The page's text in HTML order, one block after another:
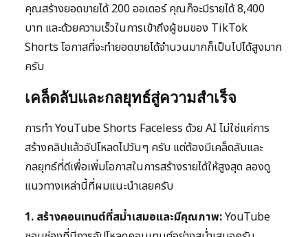
คุณสร้างยอดขายได้ 200 ออเดอร์ คุณก็จะมีรายได้ 8,400
บาท และด้วยความเร็วในการเข้าถึงผู้ชมของ TikTok
Shorts โอกาสที่จะทำยอดขายได้จำนวนมากก็เป็นไปได้สูงมาก
ครับ
เคล็ดลับและกลยุทธ์สู่ความสำเร็จ
การทำ YouTube Shorts Faceless ด้วย AI ไม่ใช่แค่การ
สร้างคลิปแล้วอัปโหลดไปวันๆ ครับ แต่ต้องมีเคล็ดลับและ
กลยุทธ์ที่ดีเพื่อเพิ่มโอกาสในการสร้างรายได้ให้สูงสุด ลองดู
แนวทางเหล่านี้ที่ผมแนะนำเลยครับ
1. สร้างคอนเทนต์ที่สม่ำเสมอและมีคุณภาพ:YouTube